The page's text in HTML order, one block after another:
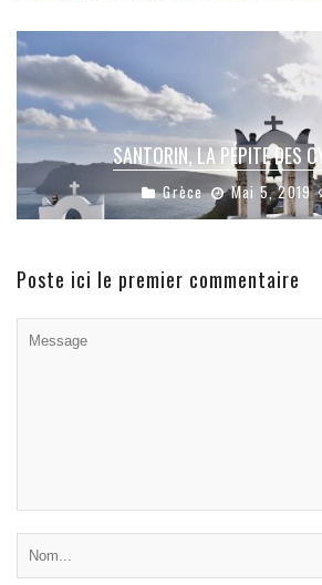
SANTORIN, LA PÉPITE DES
Grèce Mai 5, 2019
Poste ici le premier commentaire